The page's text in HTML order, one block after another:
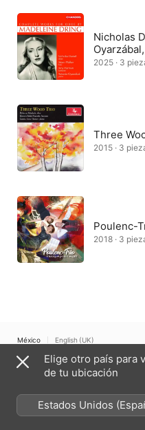
Nicholas
2025 · 3
Three
2015 · 3
Poulenc-
2018 · 3
México English (UK)
Copyright © 2026 Apple Inc.
Todos
Elige otro país para
de tu ubicación
Estados Unidos
México)